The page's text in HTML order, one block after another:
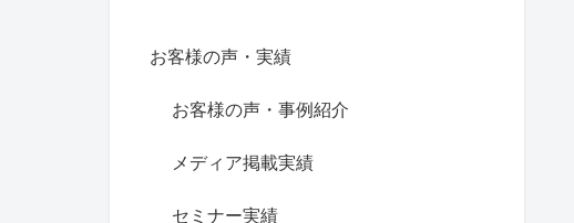
お客様の声・実績
お客様の声・事例紹介
メディア掲載実績
セミナー実績